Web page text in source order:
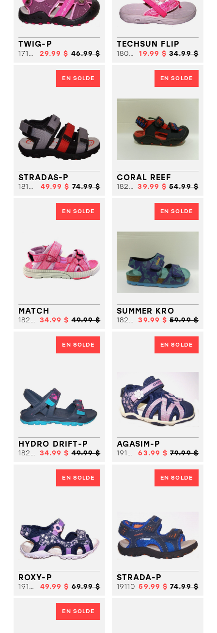
SANDALE
SPORT
BOTTE HIVER
SOLDES
SANDALE
CHIC
SANDALE
SOULIER
FILLE
SANDALE
SPORT
FILLE
SOULIER
SOLDES
TWIG-P
17156 29.99 $ 46.99 $
TECHSUN FLIP
18058 19.99 $ 34.99 $
EN SOLDE
STRADAS-P
18136 49.99 $ 74.99 $
EN SOLDE
CORAL REEF
18203 39.99 $ 54.99 $
EN SOLDE
MATCH
18204 34.99 $ 49.99 $
EN SOLDE
SUMMER KRO
18238 39.99 $ 59.99 $
EN SOLDE
HYDRO DRIFT-P
18253 34.99 $ 49.99 $
EN SOLDE
AGASIM-P
19104 63.99 $ 79.99 $
EN SOLDE
ROXY-P
19105 49.99 $ 69.99 $
EN SOLDE
STRADA-P
19110 59.99 $ 74.99 $
EN SOLDE